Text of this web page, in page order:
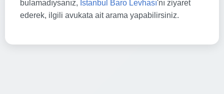
bulamadıysanız, İstanbul Baro Levhası'nı ziyaret
ederek, ilgili avukata ait arama yapabilirsiniz.